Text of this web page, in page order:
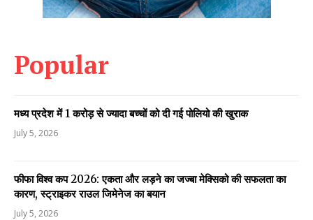
Popular
मध्य प्रदेश में 1 करोड़ से ज्यादा बच्चों को दी गई पोलियो की खुराक
July 5, 2026
फीफा विश्व कप 2026: एकता और लड़ने का जज्बा मेक्सिको की सफलता का
कारण, स्ट्राइकर राउल जिमेनेज का बयान
July 5, 2026